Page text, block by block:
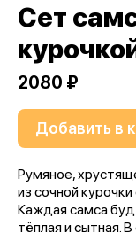
Сет
2080 ₽
Добавить в
Румяное,
из сочной
Каждая самса
тёплая и сытная.